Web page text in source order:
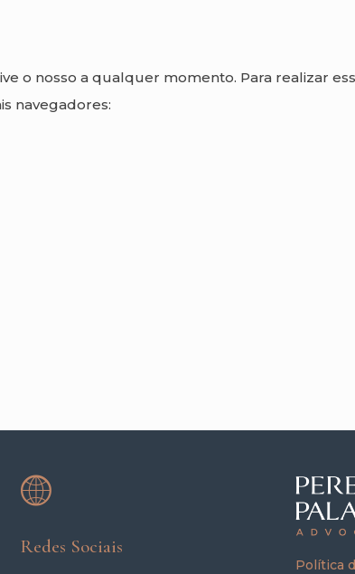
o nosso a qualquer momento. Para realizar
navegadores:
Redes Sociais
Política